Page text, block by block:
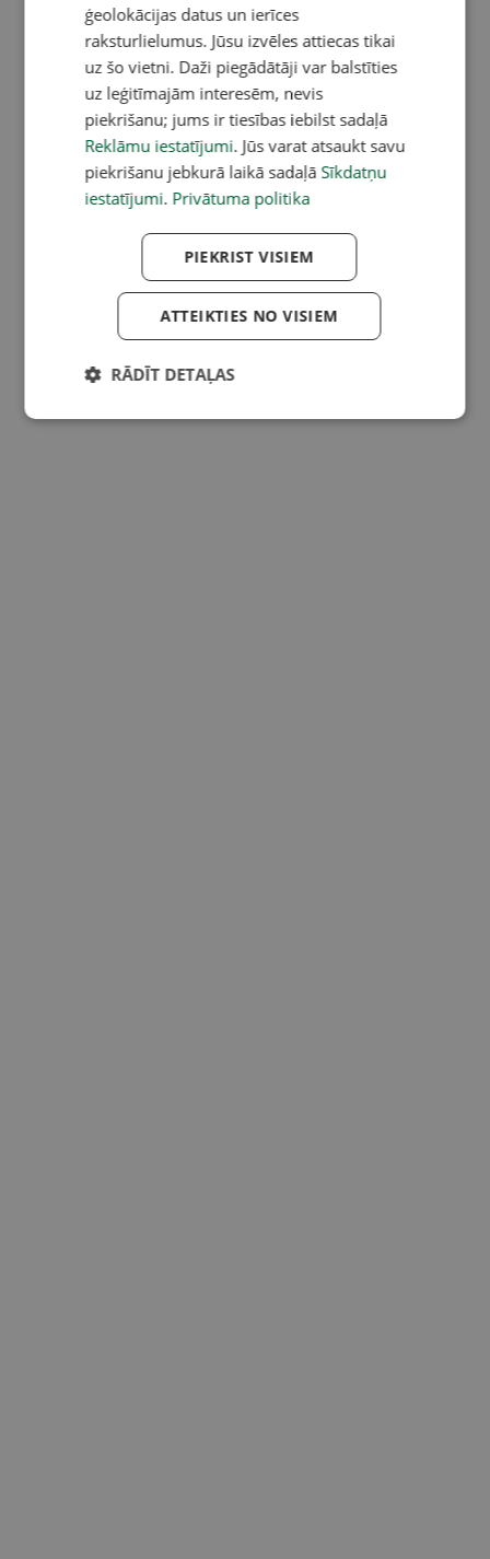
ģeolokācijas datus un ierīces
raksturlielumus. Jūsu izvēles attiecas tikai
uz šo vietni. Daži piegādātāji var balstīties
uz leģitīmajām interesēm, nevis
piekrišanu; jums ir tiesības iebilst sadaļā
Reklāmu iestatījumi. Jūs varat atsaukt savu
piekrišanu jebkurā laikā sadaļā Sīkdatņu
iestatījumi. Privātuma politika
PIEKRIST VISIEM
ATTEIKTIES NO VISIEM
RĀDĪT DETAĻAS